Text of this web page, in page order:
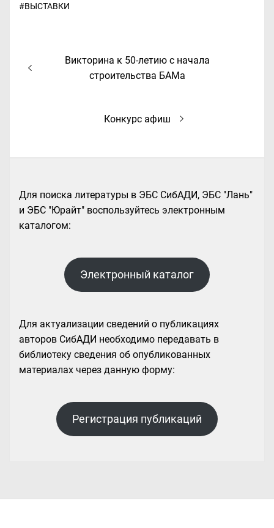
#ВЫСТАВКИ
Навигация
по
Предыдущая
запись:
Викторина к 50-летию с начала
строительства БАМа
Следующая
Конкурс афиш
Для поиска литературы в ЭБС СибАДИ, ЭБС "Лань"
и ЭБС "Юрайт" воспользуйтесь электронным
каталогом:
Электронный каталог
Для актуализации сведений о публикациях
авторов СибАДИ необходимо передавать в
библиотеку сведения об опубликованных
материалах через данную форму:
Регистрация публикаций